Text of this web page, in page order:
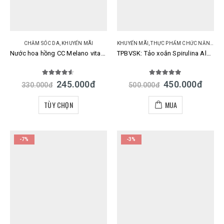
CHĂM SÓC DA, KHUYẾN MÃI
out of 5
330.000đ 245.000đ
TÙY CHỌN
KHUYẾN MÃI ,THỰC PHẨM CHỨC NĂNG
out of 5
500.000đ 450.000đ
MUA
-7% -3%